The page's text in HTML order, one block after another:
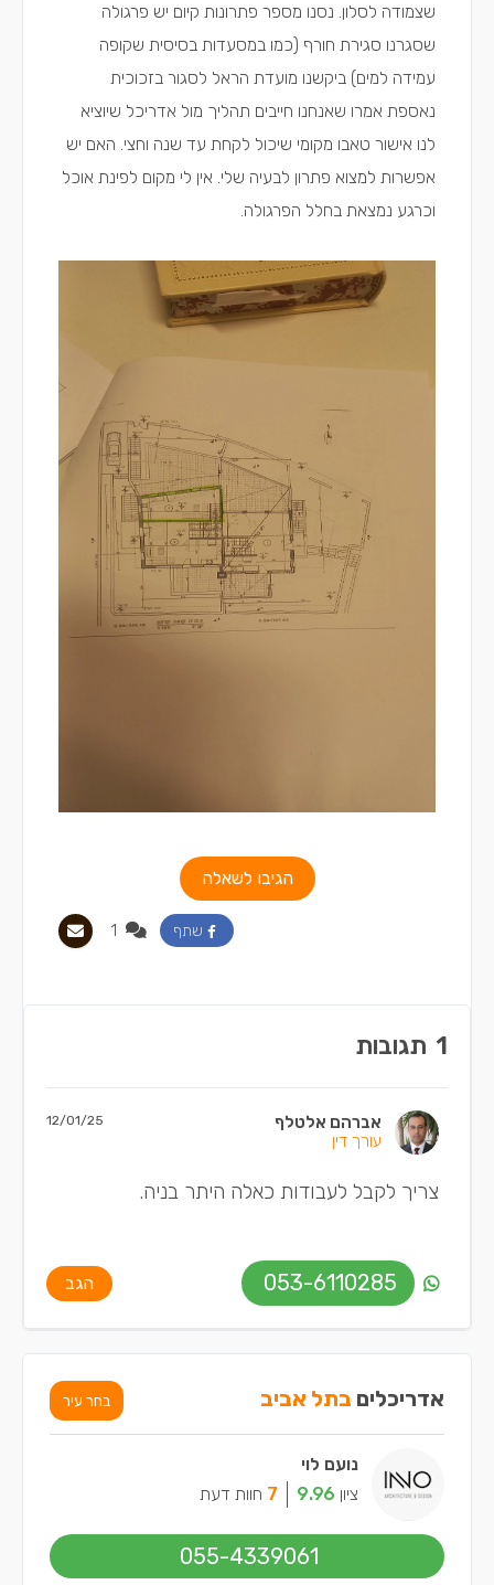
שצמודה לסלון. נסנו מספר פתרונות קיום יש פרגולה
שסגרנו סגירת חורף (כמו במסעדות בסיסית שקופה
עמידה למים) ביקשנו מועדת הראל לסגור בזכוכית
נאספת אמרו שאנחנו חייבים תהליך מול אדריכל שיוציא
לנו אישור טאבו מקומי שיכול לקחת עד שנה וחצי. האם יש
אפשרות למצוא פתרון לבעיה שלי. אין לי מקום לפינת אוכל
וכרגע נמצאת בחלל הפרגולה.
הגיבו לשאלה
שתף
1 תגובות
אברהם אלטלף
עורך דין
12/01/25
צריך לקבל לעבודות כאלה היתר בניה.
053-6110285 הגב
אדריכלים בתל אביב בחר עיר
נועם לוי
ציון 9.96
7 חוות דעת
055-4339061